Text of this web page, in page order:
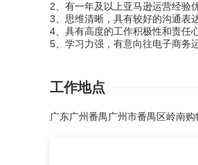
2、有一年及以上亚马逊运营经验
3、思维清晰，具有较好的沟通表
4、具有高度的工作积极性和责任
5、学习力强，有意向往电子商务
工作地点
广东广州番禺广州市番禺区岭南